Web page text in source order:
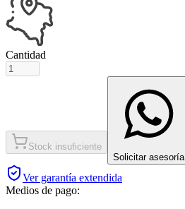
Cantidad
Stock insuficiente
Solicitar asesoría
Ver garantía extendida
Medios de pago: